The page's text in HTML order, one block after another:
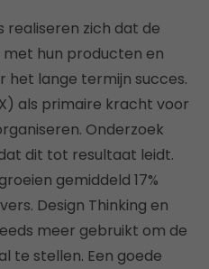
realiseren zich dat de
hun producten en
het lange termijn succes.
als primaire kracht voor
Onderzoek
dit tot resultaat leidt.
gemiddeld 17%
Design Thinking en
meer gebruikt om de
te stellen. Een goede